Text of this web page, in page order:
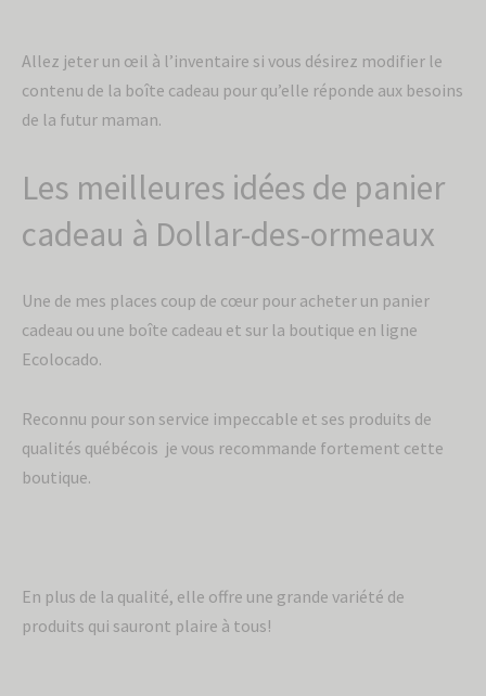
Allez jeter un œil à l’inventaire si vous désirez modifier le
contenu de la boîte cadeau pour qu’elle réponde aux besoins
de la futur maman.
Les meilleures idées de panier
cadeau à Dollar-des-ormeaux
Une de mes places coup de cœur pour acheter un panier
cadeau ou une boîte cadeau et sur la boutique en ligne
Ecolocado.
Reconnu pour son service impeccable et ses produits de
qualités québécois je vous recommande fortement cette
boutique.
En plus de la qualité, elle offre une grande variété de
produits qui sauront plaire à tous!